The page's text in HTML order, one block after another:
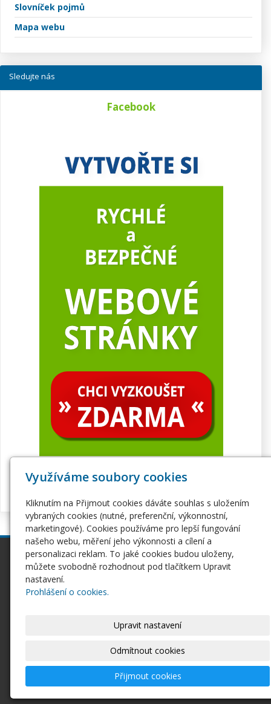
Slovníček pojmů
Mapa webu
Sledujte nás
Facebook
inPage
Webové stránky
Pro začátečníky
Seznámení s inPage
Webhosting
Hosting
Doména EU
Ostatní
Využíváme soubory cookies
Kliknutím na Přijmout cookies dáváte souhlas s uložením
vybraných cookies (nutné, preferenční, výkonnostní,
marketingové). Cookies používáme pro lepší fungování
našeho webu, měření jeho výkonnosti a cílení a
personalizaci reklam. To jaké cookies budou uloženy,
můžete svobodně rozhodnout pod tlačítkem Upravit
nastavení.
Prohlášení o cookies.
Upravit nastavení
Odmítnout cookies
Přijmout cookies